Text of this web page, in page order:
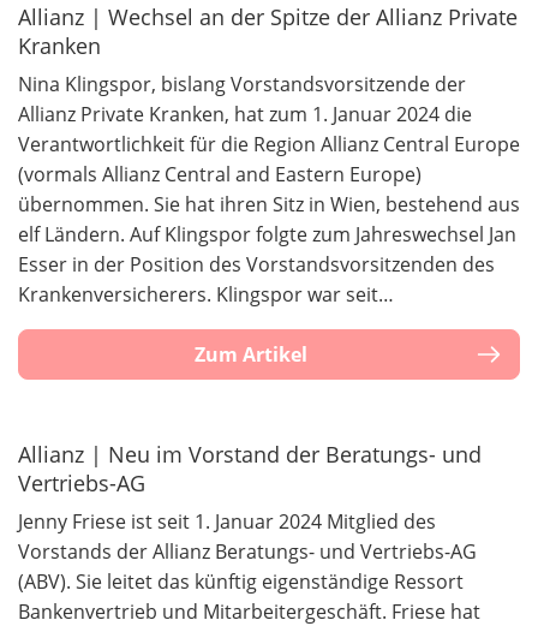
Allianz | Wechsel an der Spitze der Allianz Private
Kranken
Nina Klingspor, bislang Vorstandsvorsitzende der
Allianz Private Kranken, hat zum 1. Januar 2024 die
Verantwortlichkeit für die Region Allianz Central Europe
(vormals Allianz Central and Eastern Europe)
übernommen. Sie hat ihren Sitz in Wien, bestehend aus
elf Ländern. Auf Klingspor folgte zum Jahreswechsel Jan
Esser in der Position des Vorstandsvorsitzenden des
Krankenversicherers. Klingspor war seit…
Zum Artikel
Allianz | Neu im Vorstand der Beratungs- und
Vertriebs-AG
Jenny Friese ist seit 1. Januar 2024 Mitglied des
Vorstands der Allianz Beratungs- und Vertriebs-AG
(ABV). Sie leitet das künftig eigenständige Ressort
Bankenvertrieb und Mitarbeitergeschäft. Friese hat